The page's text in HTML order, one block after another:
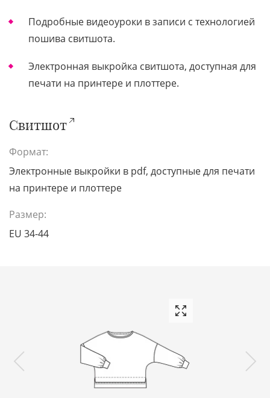
Подробные видеоуроки в записи с технологией
пошива свитшота.
Электронная выкройка свитшота, доступная для
печати на принтере и плоттере.
Свитшот
Формат:
Электронные выкройки в pdf, доступные для печати
на принтере и плоттере
Размер:
EU 34-44